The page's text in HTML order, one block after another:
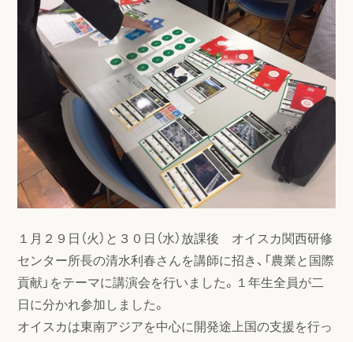
１月２９日（火）と３０日（水）放課後 オイスカ関西研修
センター所長の清水利春さんを講師に招き、「農業と国際
貢献」をテーマに講演会を行いました。１年生全員が二
日に分かれ参加しました。
オイスカは東南アジアを中心に開発途上国の支援を行っ